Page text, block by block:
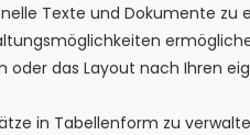
Texte und Dokumente zu
das Layout nach Ihren
in Tabellenform zu